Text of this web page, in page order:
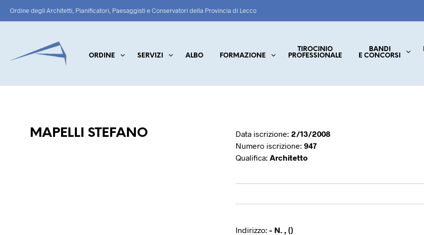
Ordine degli Architetti, Pianificatori, Paesaggisti e Conservatori della Provincia di Lecco
ORDINE SERVIZI ALBO FORMAZIONE
TIROCINIO
PROFESSIONALE
BANDI
E CONCORSI
MAPELLI STEFANO Data iscrizione: 2/13/2008
Numero iscrizione: 947
Qualifica: Architetto
Indirizzo: - N. , ()